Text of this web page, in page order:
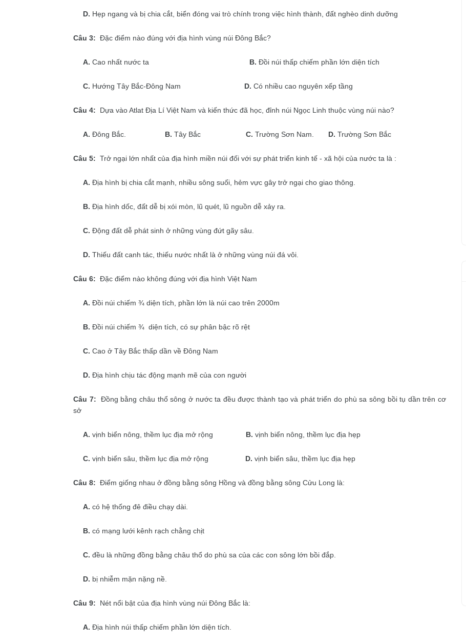
D. Hẹp ngang và bị chia cắt, biển đóng vai trò chính trong việc hình thành, đất nghèo dinh dưỡng
Câu 3: Đặc điểm nào đúng với địa hình vùng núi Đông Bắc?
A. Cao nhất nước ta B. Đồi núi thấp chiếm phần lớn diện tích
C. Hướng Tây Bắc-Đông Nam D. Có nhiều cao nguyên xếp tầng
Câu 4: Dựa vào Atlat Địa Lí Việt Nam và kiến thức đã học, đỉnh núi Ngọc Linh thuộc vùng núi nào?
A. Đông Bắc. B. Tây Bắc C. Trường Sơn Nam. D. Trường Sơn Bắc
Câu 5: Trở ngại lớn nhất của địa hình miền núi đối với sự phát triển kinh tế - xã hội của nước ta là :
A. Địa hình bị chia cắt mạnh, nhiều sông suối, hẻm vực gây trở ngại cho giao thông.
B. Địa hình dốc, đất dễ bị xói mòn, lũ quét, lũ nguồn dễ xảy ra.
C. Động đất dễ phát sinh ở những vùng đứt gãy sâu.
D. Thiếu đất canh tác, thiếu nước nhất là ở những vùng núi đá vôi.
Câu 6: Đặc điểm nào không đúng với địa hình Việt Nam
A. Đồi núi chiếm ¾ diện tích, phần lớn là núi cao trên 2000m
B. Đồi núi chiếm ¾ diện tích, có sự phân bậc rõ rệt
C. Cao ở Tây Bắc thấp dần về Đông Nam
D. Địa hình chịu tác động mạnh mẽ của con người
Câu 7: Đồng bằng châu thổ sông ở nước ta đều được thành tạo và phát triển do phù sa sông bồi tụ dần trên cơ
sở
A. vịnh biển nông, thềm lục địa mở rộng B. vịnh biển nông, thềm lục địa hẹp
C. vịnh biển sâu, thềm lục địa mở rộng D. vịnh biển sâu, thềm lục địa hẹp
Câu 8: Điểm giống nhau ở đồng bằng sông Hồng và đồng bằng sông Cửu Long là:
A. có hệ thống đê điều chạy dài.
B. có mạng lưới kênh rạch chằng chịt
C. đều là những đồng bằng châu thổ do phù sa của các con sông lớn bồi đắp.
D. bị nhiễm mặn nặng nề.
Câu 9: Nét nổi bật của địa hình vùng núi Đông Bắc là:
A. Địa hình núi thấp chiếm phần lớn diện tích.